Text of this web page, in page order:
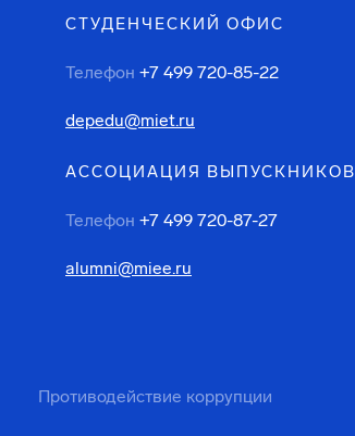
СТУДЕНЧЕСКИЙ ОФИС
Телефон +7 499 720-85-22
depedu@miet.ru
АССОЦИАЦИЯ ВЫПУСКНИКОВ
Телефон +7 499 720-87-27
alumni@miee.ru
Противодействие коррупции